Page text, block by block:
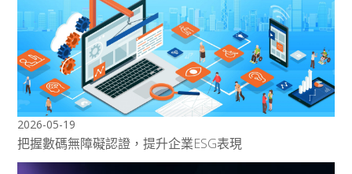
2026-05-19
把握數碼無障礙認證，提升企業ESG表現